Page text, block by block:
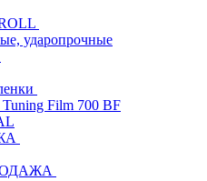
ударопрочные
Tuning Film 700 BF